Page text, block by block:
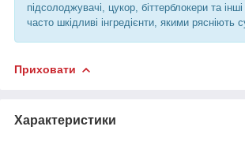
підсолоджувачі, цукор, біттерблокери та інші
часто шкідливі інгредієнти, якими рясніють
Приховати
Характеристики